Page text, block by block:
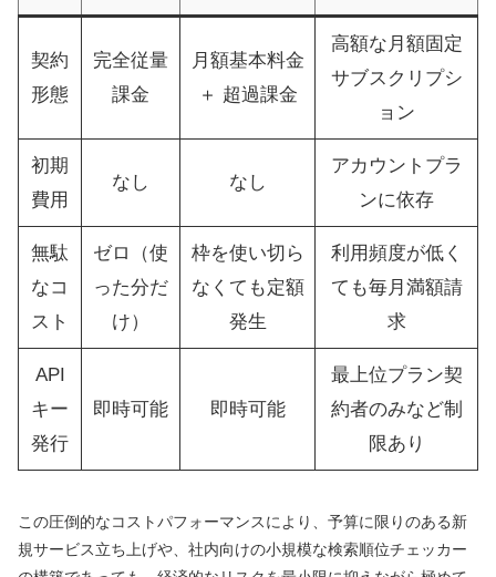
契約
形態
完全従量
課金
月額基本料金
＋ 超過課金
高額な月額固定
サブスクリプシ
ョン
初期
費用
なし なし
アカウントプラ
ンに依存
無駄
なコ
スト
ゼロ（使
った分だ
け）
枠を使い切ら
なくても定額
発生
利用頻度が低く
ても毎月満額請
求
API
キー
発行
即時可能 即時可能
最上位プラン契
約者のみなど制
限あり
この圧倒的なコストパフォーマンスにより、予算に限りのある新
規サービス立ち上げや、社内向けの小規模な検索順位チェッカー